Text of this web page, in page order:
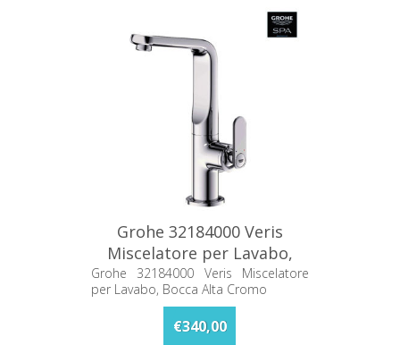
Grohe 32184000 Veris
Miscelatore per Lavabo,
Bocca Alta Cromo
Grohe 32184000 Veris Miscelatore
per Lavabo, Bocca Alta Cromo
€340,00